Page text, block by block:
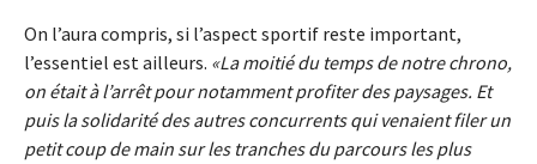
On l’aura compris, si l’aspect sportif reste important,
l’essentiel est ailleurs. La moitié du temps de notre chrono,
on était à l’arrêt pour notamment profiter des paysages. Et
puis la solidarité des autres concurrents qui venaient filer un
petit coup de main sur les tranches du parcours les plus